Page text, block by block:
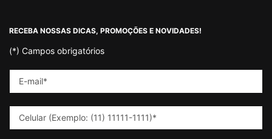
RECEBA NOSSAS DICAS, PROMOÇÕES E NOVIDADES!
(*) Campos obrigatórios
E-mail*
Celular (Exemplo: (11) 11111-1111)*